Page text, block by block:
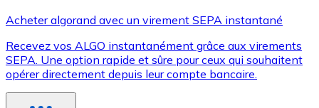
Acheter algorand avec un virement SEPA instantané
Recevez vos ALGO instantanément grâce aux virements
SEPA. Une option rapide et sûre pour ceux qui souhaitent
opérer directement depuis leur compte bancaire.